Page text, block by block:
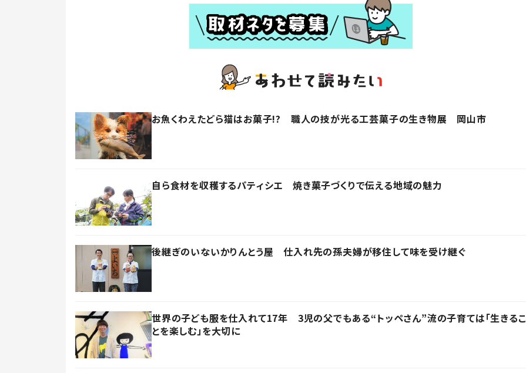
お魚くわえたどら猫はお菓子!? 職人の技が光る工芸菓子の生き物展 岡山市
自ら食材を収穫するパティシエ 焼き菓子づくりで伝える地域の魅力
後継ぎのいないかりんとう屋 仕入れ先の孫夫婦が移住して味を受け継ぐ
世界の子ども服を仕入れて17年 3児の父でもある“トッペさん”流の子育ては「生きるこ
とを楽しむ」を大切に